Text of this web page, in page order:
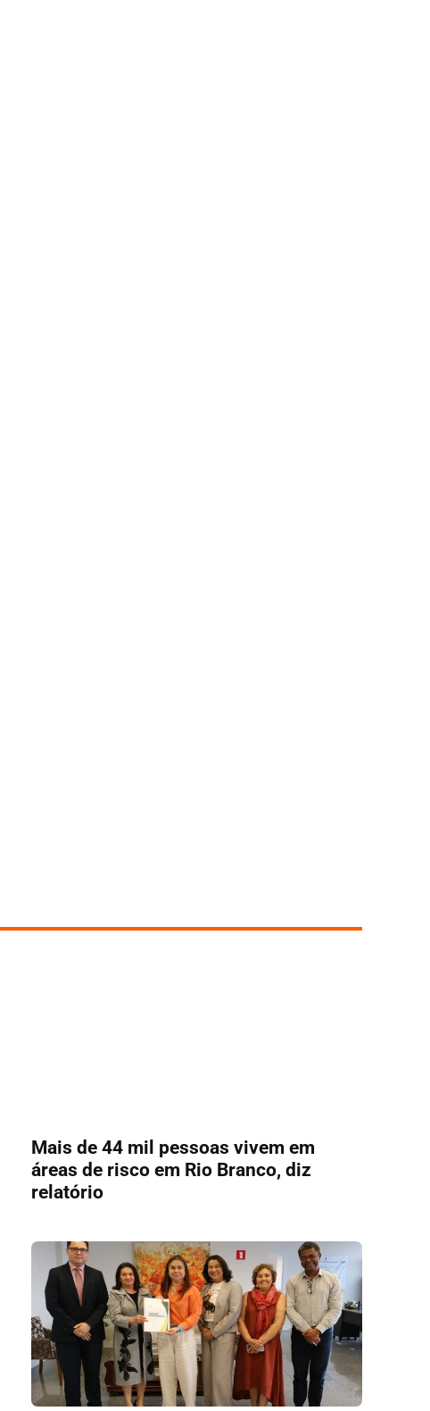
Mais de 44 mil pessoas vivem em
áreas de risco em Rio Branco, diz
relatório